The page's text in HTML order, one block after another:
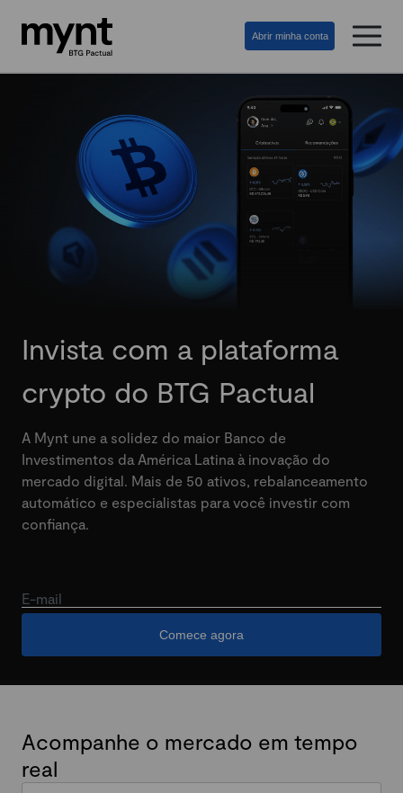
Abrir minha conta
Invista com a plataforma
crypto do BTG Pactual
A Mynt une a solidez do maior Banco de
Investimentos da América Latina à inovação do
mercado digital. Mais de 50 ativos, rebalanceamento
automático e especialistas para você investir com
confiança.
E-mail
Comece agora
Acompanhe o mercado em tempo
real